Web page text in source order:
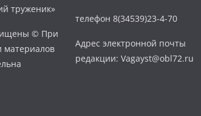
труженик»
© При
материалов
телефон 8(34539)23-4-70
Адрес электронной почты
редакции: Vagayst@obl72.ru